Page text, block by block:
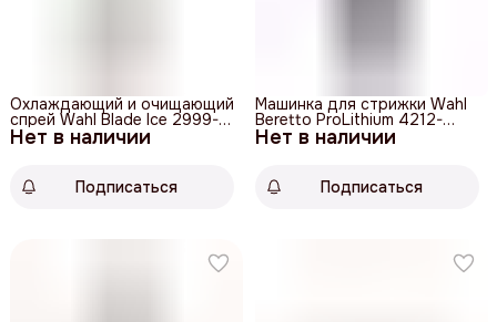
Нет в наличии
Охлаждающий и очищающий
спрей Wahl Blade Ice 2999-
7900
Подписаться
Нет в наличии
Машинка для стрижки Wahl
Beretto ProLithium 4212-
0470
Подписаться